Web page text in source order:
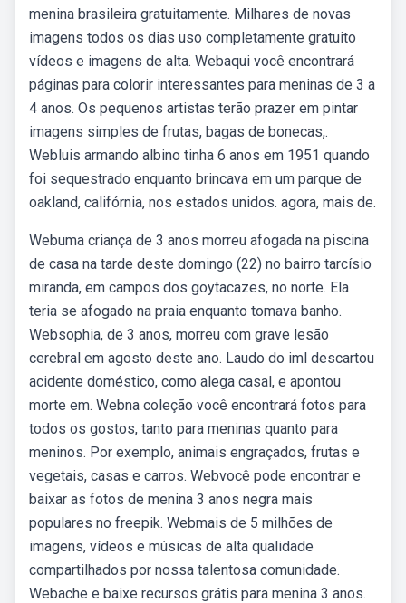
menina brasileira gratuitamente. Milhares de novas
imagens todos os dias uso completamente gratuito
vídeos e imagens de alta. Webaqui você encontrará
páginas para colorir interessantes para meninas de 3 a
4 anos. Os pequenos artistas terão prazer em pintar
imagens simples de frutas, bagas de bonecas,.
Webluis armando albino tinha 6 anos em 1951 quando
foi sequestrado enquanto brincava em um parque de
oakland, califórnia, nos estados unidos. agora, mais de.
Webuma criança de 3 anos morreu afogada na piscina
de casa na tarde deste domingo (22) no bairro tarcísio
miranda, em campos dos goytacazes, no norte. Ela
teria se afogado na praia enquanto tomava banho.
Websophia, de 3 anos, morreu com grave lesão
cerebral em agosto deste ano. Laudo do iml descartou
acidente doméstico, como alega casal, e apontou
morte em. Webna coleção você encontrará fotos para
todos os gostos, tanto para meninas quanto para
meninos. Por exemplo, animais engraçados, frutas e
vegetais, casas e carros. Webvocê pode encontrar e
baixar as fotos de menina 3 anos negra mais
populares no freepik. Webmais de 5 milhões de
imagens, vídeos e músicas de alta qualidade
compartilhados por nossa talentosa comunidade.
Webache e baixe recursos grátis para menina 3 anos.